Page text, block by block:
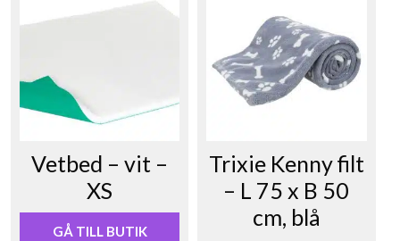
Vetbed – vit –
XS
GÅ TILL BUTIK
Trixie Kenny filt
– L 75 x B 50
cm, blå